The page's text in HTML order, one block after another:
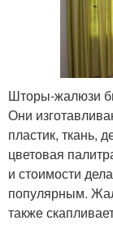
Шторы-жалюзи
Они
пластик, ткань,
цветовая
и стоимости
популярным.
также